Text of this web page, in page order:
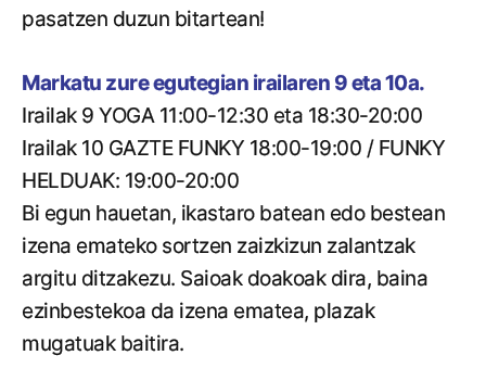
pasatzen duzun bitartean!
Markatu zure egutegian irailaren 9 eta 10a.
Irailak 9 YOGA 11:00-12:30 eta 18:30-20:00
Irailak 10 GAZTE FUNKY 18:00-19:00 / FUNKY
HELDUAK: 19:00-20:00
Bi egun hauetan, ikastaro batean edo bestean
izena emateko sortzen zaizkizun zalantzak
argitu ditzakezu. Saioak doakoak dira, baina
ezinbestekoa da izena ematea, plazak
mugatuak baitira.